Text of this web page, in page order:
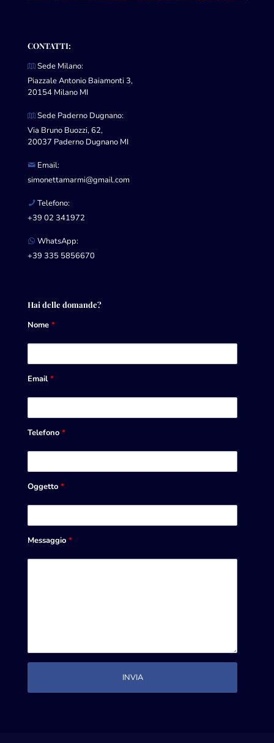
CONTATTI:
Sede Milano:
Piazzale Antonio Baiamonti 3,
20154 Milano MI
Sede Paderno Dugnano:
Via Bruno Buozzi, 62,
20037 Paderno Dugnano MI
Email:
simonettamarmi@gmail.com
Telefono:
+39 02 341972
WhatsApp:
+39 335 5856670
Hai delle domande?
Nome *
Email *
Telefono *
Oggetto *
Messaggio *